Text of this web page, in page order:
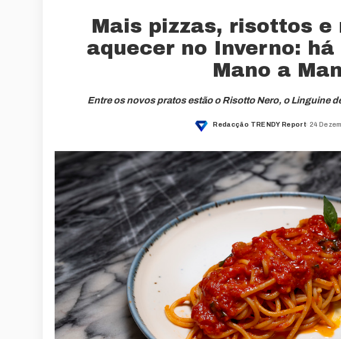
Mais pizzas, risottos e
aquecer no Inverno: há
Mano a
Entre os novos pratos estão o Risotto Nero, o Linguine
Posted
Redacção TRENDY Report 24